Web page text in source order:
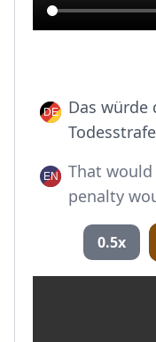
Das würde
That
penalty
0.5x